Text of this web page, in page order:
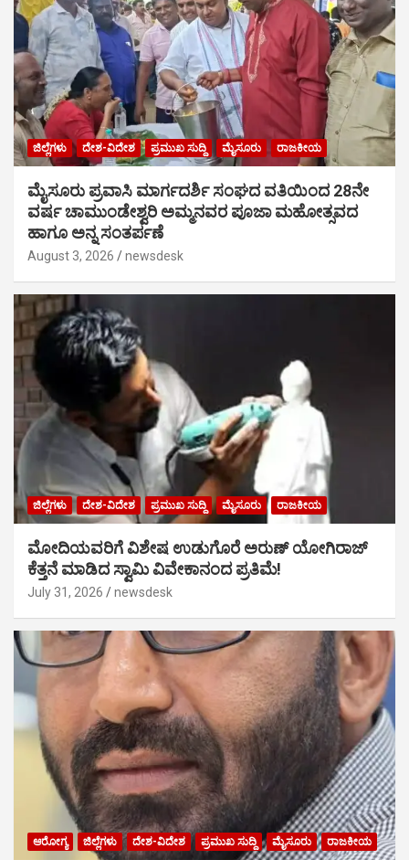
ಜಿಲ್ಲೆಗಳು ದೇಶ-ವಿದೇಶ ಪ್ರಮುಖ ಸುದ್ದಿ ಮೈಸೂರು ರಾಜಕೀಯ
ಮೈಸೂರು ಪ್ರವಾಸಿ ಮಾರ್ಗದರ್ಶಿ ಸಂಘದ ವತಿಯಿಂದ 28ನೇ
ವರ್ಷ ಚಾಮುಂಡೇಶ್ವರಿ ಅಮ್ಮನವರ ಪೂಜಾ ಮಹೋತ್ಸವದ
ಹಾಗೂ ಅನ್ನ ಸಂತರ್ಪಣೆ
August 3, 2026 newsdesk
ಜಿಲ್ಲೆಗಳು ದೇಶ-ವಿದೇಶ ಪ್ರಮುಖ ಸುದ್ದಿ ಮೈಸೂರು ರಾಜಕೀಯ
ಮೋದಿಯವರಿಗೆ ವಿಶೇಷ ಉಡುಗೊರೆ ಅರುಣ್ ಯೋಗಿರಾಜ್
ಕೆತ್ತನೆ ಮಾಡಿದ ಸ್ವಾಮಿ ವಿವೇಕಾನಂದ ಪ್ರತಿಮೆ!
July 31, 2026 newsdesk
ಆರೋಗ್ಯ ಜಿಲ್ಲೆಗಳು ದೇಶ-ವಿದೇಶ ಪ್ರಮುಖ ಸುದ್ದಿ ಮೈಸೂರು ರಾಜಕೀಯ